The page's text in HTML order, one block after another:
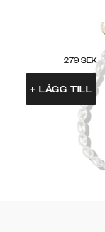
279 SEK
+ LÄGG TILL